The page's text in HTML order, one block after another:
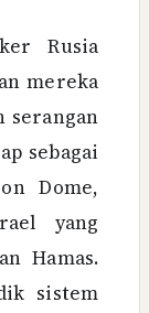
Rusia
mereka
serangan
sebagai
Dome,
yang
Hamas.
sistem